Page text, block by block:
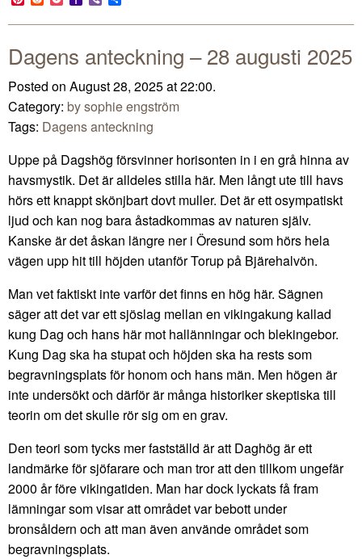
Mail
Dagens anteckning – 28 augusti 2025
Posted on August 28, 2025 at 22:00.
Category: by sophie engström
Tags: Dagens anteckning
Uppe på Dagshög försvinner horisonten in i en grå hinna av
havsmystik. Det är alldeles stilla här. Men långt ute till havs
hörs ett knappt skönjbart dovt muller. Det är ett osympatiskt
ljud och kan nog bara åstadkommas av naturen själv.
Kanske är det åskan längre ner i Öresund som hörs hela
vägen upp hit till höjden utanför Torup på Bjärehalvön.
Man vet faktiskt inte varför det finns en hög här. Sägnen
säger att det var ett sjöslag mellan en vikingakung kallad
kung Dag och hans här mot hallänningar och blekingebor.
Kung Dag ska ha stupat och höjden ska ha rests som
begravningsplats för honom och hans män. Men högen är
inte undersökt och därför är många historiker skeptiska till
teorin om det skulle rör sig om en grav.
Den teori som tycks mer fastställd är att Daghög är ett
landmärke för sjöfarare och man tror att den tillkom ungefär
2000 år före vikingatiden. Man har dock lyckats få fram
lämningar som visar att området var bebott under
bronsåldern och att man även använde området som
begravningsplats.